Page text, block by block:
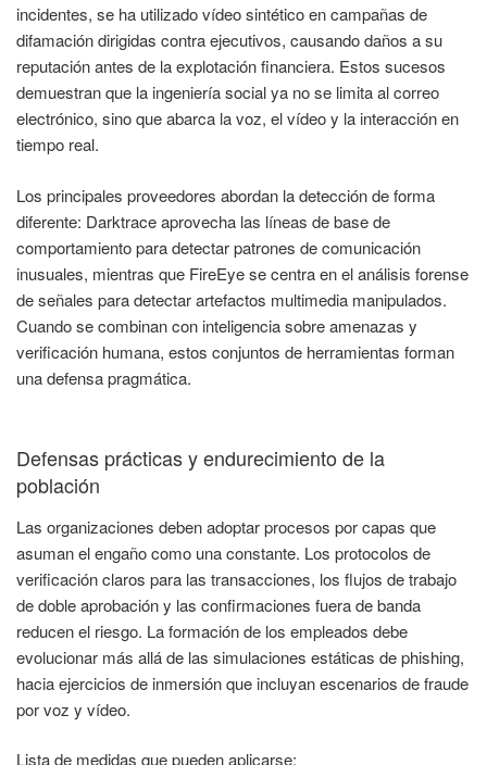
incidentes, se ha utilizado vídeo sintético en campañas de
difamación dirigidas contra ejecutivos, causando daños a su
reputación antes de la explotación financiera. Estos sucesos
demuestran que la ingeniería social ya no se limita al correo
electrónico, sino que abarca la voz, el vídeo y la interacción en
tiempo real.
Los principales proveedores abordan la detección de forma
diferente: Darktrace aprovecha las líneas de base de
comportamiento para detectar patrones de comunicación
inusuales, mientras que FireEye se centra en el análisis forense
de señales para detectar artefactos multimedia manipulados.
Cuando se combinan con inteligencia sobre amenazas y
verificación humana, estos conjuntos de herramientas forman
una defensa pragmática.
Defensas prácticas y endurecimiento de la
población
Las organizaciones deben adoptar procesos por capas que
asuman el engaño como una constante. Los protocolos de
verificación claros para las transacciones, los flujos de trabajo
de doble aprobación y las confirmaciones fuera de banda
reducen el riesgo. La formación de los empleados debe
evolucionar más allá de las simulaciones estáticas de phishing,
hacia ejercicios de inmersión que incluyan escenarios de fraude
por voz y vídeo.
Lista de medidas que pueden aplicarse: